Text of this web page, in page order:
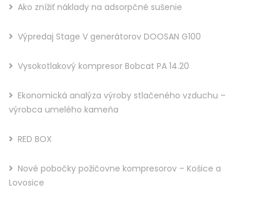
Ako znížiť náklady na adsorpčné sušenie
Výpredaj Stage V generátorov DOOSAN G100
Vysokotlakový kompresor Bobcat PA 14.20
Ekonomická analýza výroby stlačeného vzduchu –
výrobca umelého kameňa
RED BOX
Nové pobočky požičovne kompresorov – Košice a
Lovosice